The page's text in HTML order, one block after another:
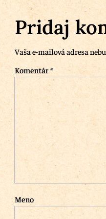
Pridaj
Vaša e-mailová adresa
Komentár*
Meno